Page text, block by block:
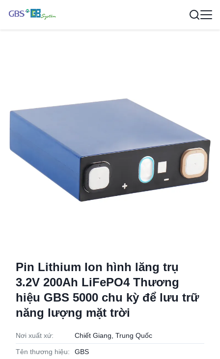
Pin Lithium Ion hình lăng trụ
3.2V 200Ah LiFePO4 Thương
hiệu GBS 5000 chu kỳ để lưu trữ
năng lượng mặt trời
Nơi xuất xứ: Chiết Giang, Trung Quốc
Tên thương hiệu: GBS